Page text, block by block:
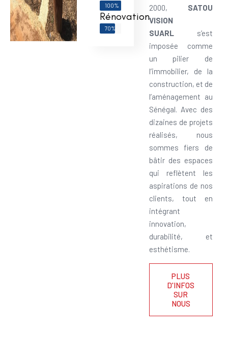
100%
Rénovation
70%
2000, SATOU
VISION
SUARLs’est
imposée comme
un pilier de
l’immobilier, de la
construction, et de
l’aménagement au
Sénégal. Avec des
dizaines de projets
réalisés, nous
sommes fiers de
bâtir des espaces
qui reflètent les
aspirations de nos
clients, tout en
intégrant
innovation,
durabilité, et
esthétisme.
PLUS
D'INFOS
SUR
NOUS